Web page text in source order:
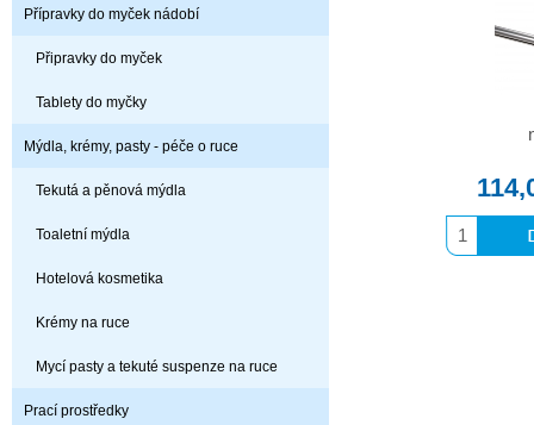
Přípravky do myček nádobí
Připravky do myček
Tablety do myčky
Mýdla, krémy, pasty - péče o ruce
Tekutá a pěnová mýdla
Toaletní mýdla
Hotelová kosmetika
Krémy na ruce
Mycí pasty a tekuté suspenze na ruce
Prací prostředky